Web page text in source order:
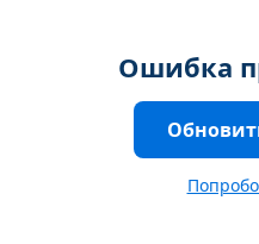
Ошибка